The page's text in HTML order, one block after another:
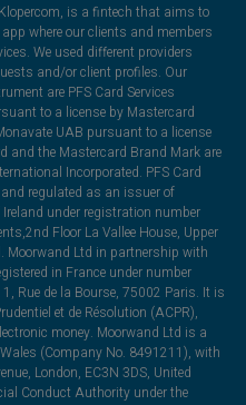
is a fintech that aims to
where our clients and members
We used different providers
and/or client profiles. Our
are PFS Card Services
to a license by Mastercard
UAB pursuant to a license
and the Mastercard Brand Mark are
Incorporated. PFS Card
regulated as an issuer of
under registration number
Floor La Vallee House, Upper
Moorwand Ltd in partnership with
in France under number
Rue de la Bourse, 75002 Paris. It is
et de Résolution (ACPR),
money. Moorwand Ltd is a
(Company No. 8491211), with
London, EC3N 3DS, United
Conduct Authority under the